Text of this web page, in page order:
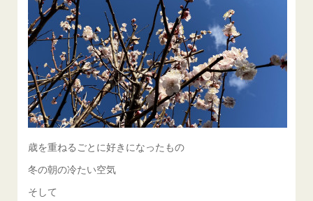
歳を重ねるごとに好きになったもの
冬の朝の冷たい空気
そして